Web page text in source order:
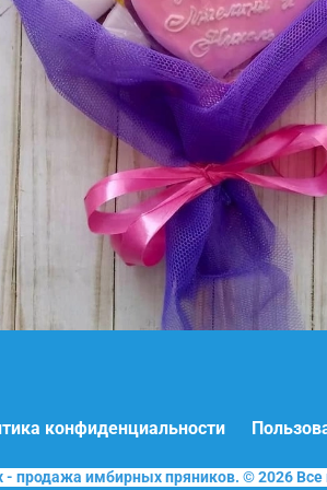
конфиденциальности
- продажа имбирных пряников. © 2026